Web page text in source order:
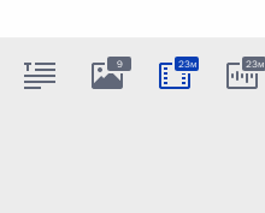
9 23м 23м